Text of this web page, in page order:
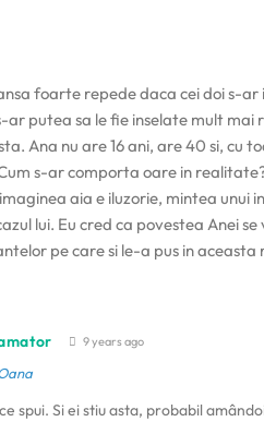
foarte repede daca cei doi s-
putea sa le fie inselate mult mai
Ana nu are 16 ani, are 40 si, cu
s-ar comporta oare in
aia e iluzorie, mintea
lui. Eu cred ca povestea Anei
pe care si le-a pus in
9 years ago
spui. Si ei stiu asta, probabil